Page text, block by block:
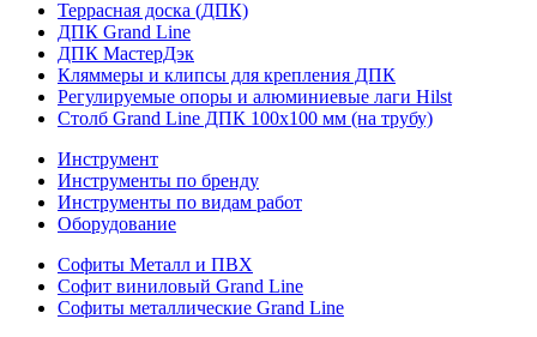
Террасная доска (ДПК)
ДПК Grand Line
ДПК МастерДэк
Кляммеры и клипсы для крепления ДПК
Регулируемые опоры и алюминиевые лаги Hilst
Столб Grand Line ДПК 100х100 мм (на трубу)
Инструмент
Инструменты по бренду
Инструменты по видам работ
Оборудование
Софиты Металл и ПВХ
Софит виниловый Grand Line
Софиты металлические Grand Line